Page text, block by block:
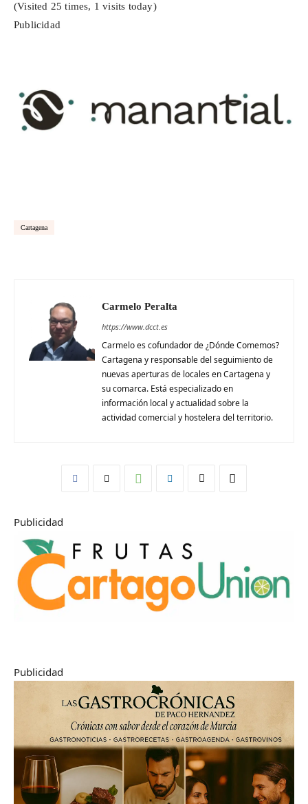
(Visited 25 times, 1 visits today)
Publicidad
Cartagena
Carmelo Peralta
https://www.dcct.es
Carmelo es cofundador de ¿Dónde Comemos?
Cartagena y responsable del seguimiento de
nuevas aperturas de locales en Cartagena y
su comarca. Está especializado en
información local y actualidad sobre la
actividad comercial y hostelera del territorio.
Publicidad
Publicidad